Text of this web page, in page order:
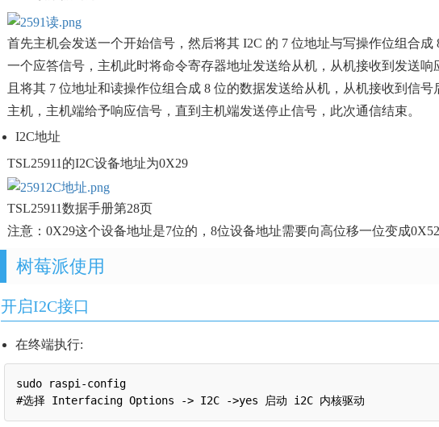
首先主机会发送一个开始信号，然后将其 I2C 的 7 位地址与写操作位组合
一个应答信号，主机此时将命令寄存器地址发送给从机，从机接收到发送
且将其 7 位地址和读操作位组合成 8 位的数据发送给从机，从机接收到信
主机，主机端给予响应信号，直到主机端发送停止信号，此次通信结束。
I2C地址
TSL25911的I2C设备地址为0X29
TSL25911数据手册第28页
注意：0X29这个设备地址是7位的，8位设备地址需要向高位移一位变成0X52
树莓派使用
开启I2C接口
在终端执行:
sudo raspi-config